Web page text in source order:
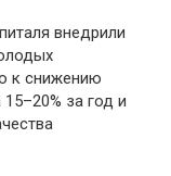
внедрили
к снижению
за год и